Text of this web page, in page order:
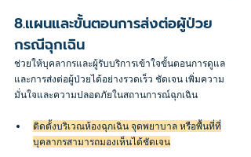
8.แผนและขั้นตอนการส่งต่อผู้ป่วย
กรณีฉุกเฉิน
ช่วยให้บุคลากรและผู้รับบริการเข้าใจขั้นตอนการดูแล
และการส่งต่อผู้ป่วยได้อย่างรวดเร็ว ชัดเจน เพิ่มความ
มั่นใจและความปลอดภัยในสถานการณ์ฉุกเฉิน
ติดตั้งบริเวณห้องฉุกเฉิน จุดพยาบาล หรือพื้นที่ที่
บุคลากรสามารถมองเห็นได้ชัดเจน